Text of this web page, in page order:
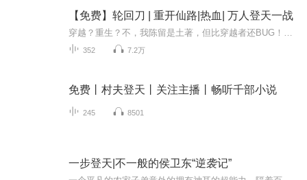
【免费】轮回刀 | 重开仙路|热血| 万人登天一战
352 7.2万
免费丨村夫登天丨关注主播丨畅听千部小说
245 8501
一步登天|不一般的侯卫东“逆袭记”